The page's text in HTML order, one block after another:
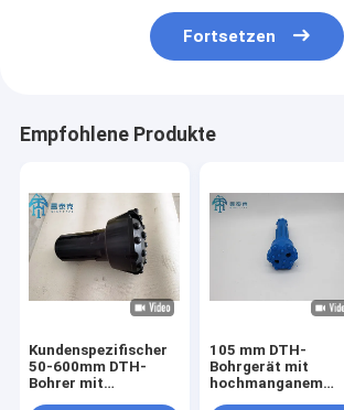
Fortsetzen
Empfohlene Produkte
Kundenspezifischer
50-600mm DTH-
Bohrer mit
105 mm DTH-
Bohrgerät mit
hochmanganem